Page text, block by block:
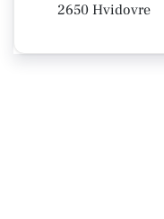
2650 Hvidovre